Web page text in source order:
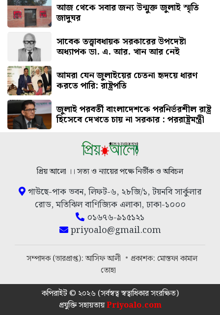
আজ থেকে সবার জন্য উন্মুক্ত জুলাই স্মৃতি
জাদুঘর
সাবেক তত্ত্বাবধায়ক সরকারের উপদেষ্টা
অধ্যাপক ডা. এ. আর. খান আর নেই
আমরা যেন জুলাইয়ের চেতনা হৃদয়ে ধারণ
করতে পারি: রাষ্ট্রপতি
জুলাই পরবর্তী বাংলাদেশকে পরনির্ভরশীল রাষ্ট্র
হিসেবে দেখতে চায় না সরকার : পররাষ্ট্রমন্ত্রী
প্রিয় আলো ।। সত্য ও ন্যায়ের পক্ষে নির্ভীক ও অবিচল
গাউছে-পাক ভবন, লিফট-৬, ২৮জি/১, টয়নবি সার্কুলার
রোড, মতিঝিল বাণিজ্যিক এলাকা, ঢাকা-১০০০
০১৬৭৬-৯১৫১২১
priyoalo@gmail.com
সম্পাদক (ভারপ্রাপ্ত): আসিফ আলী
প্রকাশক: মোস্তফা কামাল
তোহা
কপিরাইট © ২০২৬ (সর্বস্বত্ব স্বত্বাধিকার সংরক্ষিত)
প্রযুক্তি সহায়তায়Priyoalo.com